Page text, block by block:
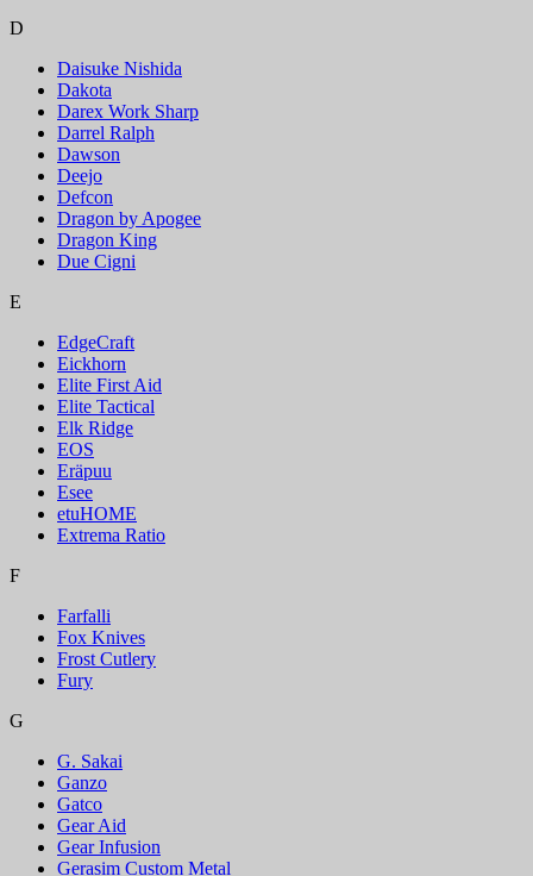
D
Daisuke Nishida
Dakota
Darex Work Sharp
Darrel Ralph
Dawson
Deejo
Defcon
Dragon by Apogee
Dragon King
Due Cigni
E
EdgeCraft
Eickhorn
Elite First Aid
Elite Tactical
Elk Ridge
EOS
Eräpuu
Esee
etuHOME
Extrema Ratio
F
Farfalli
Fox Knives
Frost Cutlery
Fury
G
G. Sakai
Ganzo
Gatco
Gear Aid
Gear Infusion
Gerasim Custom Metal